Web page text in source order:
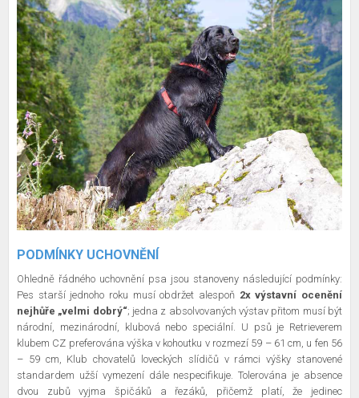
PODMÍNKY UCHOVNĚNÍ
Ohledně řádného uchovnění psa jsou stanoveny následující podmínky:
Pes starší jednoho roku musí obdržet alespoň 2x výstavní ocenění
nejhůře „velmi dobrý“; jedna z absolvovaných výstav přitom musí být
národní, mezinárodní, klubová nebo speciální. U psů je Retrieverem
klubem CZ preferována výška v kohoutku v rozmezí 59 – 61 cm, u fen 56
– 59 cm, Klub chovatelů loveckých slídičů v rámci výšky stanovené
standardem užší vymezení dále nespecifikuje. Tolerována je absence
dvou zubů vyjma špičáků a řezáků, přičemž platí, že jedinec